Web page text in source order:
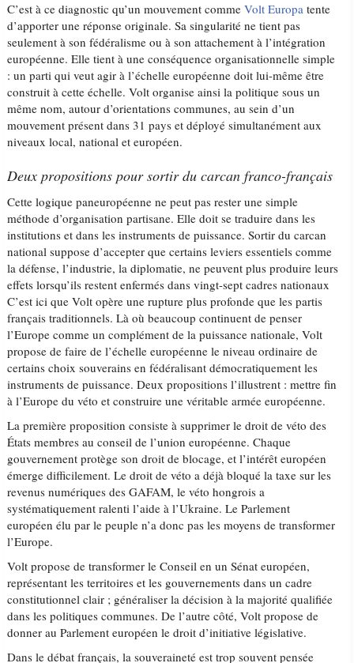
C’est à ce diagnostic qu’un mouvement commeVolt Europa tente
d’apporter une réponse originale. Sa singularité ne tient pas
seulement à son fédéralisme ou à son attachement à l’intégration
européenne. Elle tient à une conséquence organisationnelle simple
: un parti qui veut agir à l’échelle européenne doit lui-même être
construit à cette échelle. Volt organise ainsi la politique sous un
même nom, autour d’orientations communes, au sein d’un
mouvement présent dans 31 pays et déployé simultanément aux
niveaux local, national et européen.
Deux propositions pour sortir du carcan franco-français
Cette logique paneuropéenne ne peut pas rester une simple
méthode d’organisation partisane. Elle doit se traduire dans les
institutions et dans les instruments de puissance. Sortir du carcan
national suppose d’accepter que certains leviers essentiels comme
la défense, l’industrie, la diplomatie, ne peuvent plus produire leurs
effets lorsqu’ils restent enfermés dans vingt-sept cadres nationaux
C’est ici que Volt opère une rupture plus profonde que les partis
français traditionnels. Là où beaucoup continuent de penser
l’Europe comme un complément de la puissance nationale, Volt
propose de faire de l’échelle européenne le niveau ordinaire de
certains choix souverains en fédéralisant démocratiquement les
instruments de puissance. Deux propositions l’illustrent : mettre fin
à l’Europe du véto et construire une véritable armée européenne.
La première proposition consiste à supprimer le droit de véto des
États membres au conseil de l’union européenne. Chaque
gouvernement protège son droit de blocage, et l’intérêt européen
émerge difficilement. Le droit de véto a déjà bloqué la taxe sur les
revenus numériques des GAFAM, le véto hongrois a
systématiquement ralenti l’aide à l’Ukraine. Le Parlement
européen élu par le peuple n’a donc pas les moyens de transformer
l’Europe.
Volt propose de transformer le Conseil en un Sénat européen,
représentant les territoires et les gouvernements dans un cadre
constitutionnel clair ; généraliser la décision à la majorité qualifiée
dans les politiques communes. De l’autre côté, Volt propose de
donner au Parlement européen le droit d’initiative législative.
Dans le débat français, la souveraineté est trop souvent pensée